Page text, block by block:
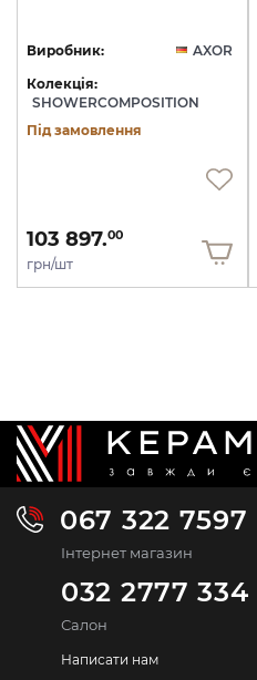
Виробник:
AXOR
Колекція:
SHOWERCOMPOSITION
Під замовлення
103 897.00
грн/шт
067 322 7597
Інтернет магазин
032 2777 334
Салон
Написати нам